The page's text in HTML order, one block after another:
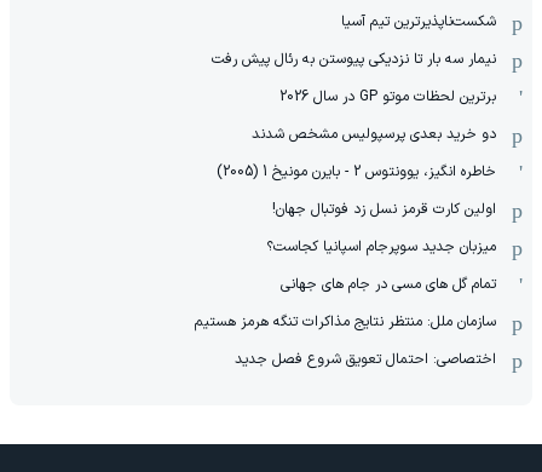
شکست‌ناپذیرترین تیم آسیا
نیمار سه بار تا نزدیکی پیوستن به رئال پیش رفت
برترین لحظات موتو GP در سال 2026
دو خرید بعدی پرسپولیس مشخص شدند
خاطره انگیز، یوونتوس 2 - بایرن مونیخ 1 (2005)
اولین کارت قرمز نسل زد فوتبال جهان!
میزبان جدید سوپرجام اسپانیا کجاست؟
تمام گل های مسی در جام های جهانی
سازمان ملل: منتظر نتایج مذاکرات تنگه هرمز هستیم
اختصاصی: احتمال تعویق شروع فصل جدید